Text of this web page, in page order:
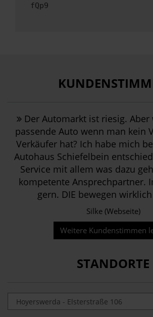
fQp9
Der Automarkt ist riesig. Aber
passende Auto wenn man kein
Verkäufer hat? Ich habe mich
Autohaus Schiefelbein
Service mit allem was dazu
kompetente Ansprechpartner.
gern. DIE bewegen
Silke (Webseite)
Weitere Kundenstimmen
STANDORTE